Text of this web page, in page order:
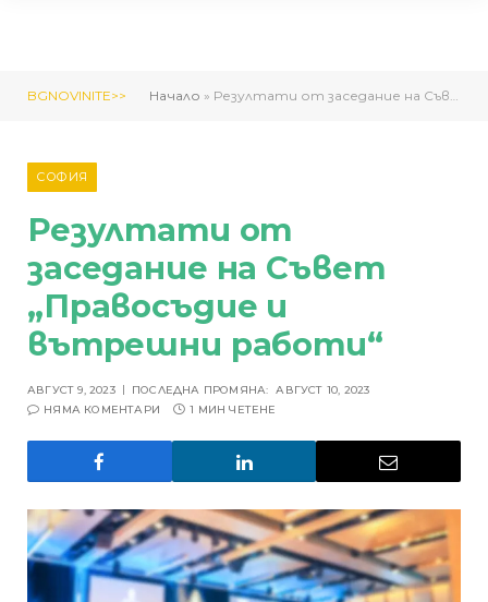
BGNOVINITE>> Начало » Резултати от заседание на Съвет „Правосъдие и вътрешни работи“
СОФИЯ
Резултати от
заседание на Съвет
„Правосъдие и
вътрешни работи“
АВГУСТ 9, 2023 ПОСЛЕДНА ПРОМЯНА: АВГУСТ 10, 2023
НЯМА КОМЕНТАРИ
1 МИН ЧЕТЕНЕ